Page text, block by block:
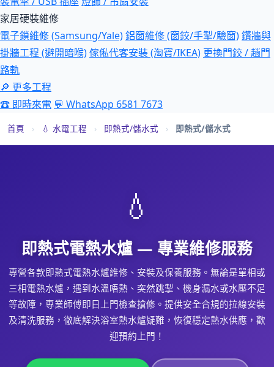
家居硬裝維修
電子鎖維修 (Samsung/Yale)鋁窗維修 (窗鉸/手掣/驗窗)鑽牆與
掛牆工程 (避開暗喉)傢俬代客安裝 (淘寶/IKEA) 更換門鉸 / 趟門
路軌
🔎 更多工程
☎ 即時來電 💬 WhatsApp 6581 7673
首頁 › 💧 水電工程 › 即熱式/儲水式 › 即熱式/儲水式
💧
即熱式電熱水爐 — 專業維修服務
專營各款即熱式電熱水爐維修、安裝及保養服務。無論是單相或
三相電熱水爐，遇到水溫唔熱、突然跳掣、機身漏水或水壓不足
等故障，專業師傅即日上門檢查搶修。提供安全合規的拉線安裝
及清洗服務，徹底解決浴室熱水爐疑難，恢復穩定熱水供應，歡
迎預約上門！